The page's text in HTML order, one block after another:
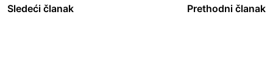
Sledeći članak Prethodni članak